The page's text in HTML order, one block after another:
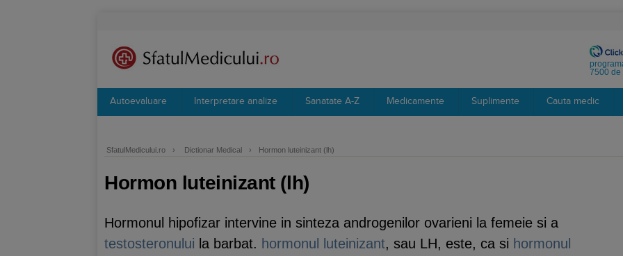
7500 de
Autoevaluare Interpretare analize Sanatate A-Z Medicamente Suplimente Cauta medic
SfatulMedicului.ro › Dictionar Medical › Hormon luteinizant (lh)
Hormon luteinizant (lh)
Hormonul hipofizar intervine in sinteza androgenilor ovarieni la femeie si a
testosteronului la barbat. hormonul luteinizant, sau LH, este, ca si hormonul